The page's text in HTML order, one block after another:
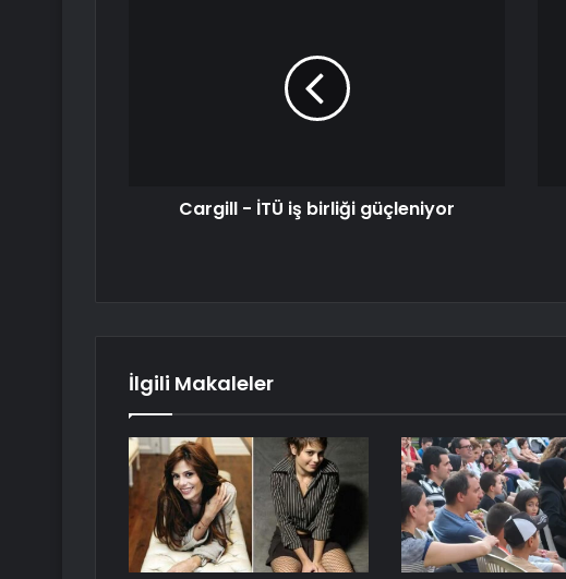
Cargill - İTÜ iş birliği güçleniyor
İlgili Makaleler